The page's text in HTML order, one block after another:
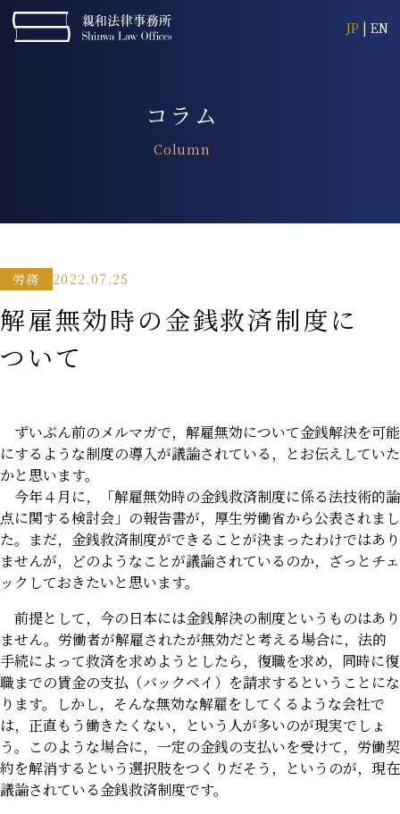
JP | EN
コラム
Column
労務 2022.07.25
解雇無効時の金銭救済制度に
ついて
ずいぶん前のメルマガで，解雇無効について金銭解決を可能
にするような制度の導入が議論されている，とお伝えしていた
かと思います。
今年４月に，「解雇無効時の金銭救済制度に係る法技術的論
点に関する検討会」の報告書が，厚生労働省から公表されまし
た。まだ，金銭救済制度ができることが決まったわけではあり
ませんが，どのようなことが議論されているのか，ざっとチェ
ックしておきたいと思います。
前提として，今の日本には金銭解決の制度というものはあり
ません。労働者が解雇されたが無効だと考える場合に，法的
手続によって救済を求めようとしたら，復職を求め，同時に復
職までの賃金の支払（バックペイ）を請求するということにな
ります。しかし，そんな無効な解雇をしてくるような会社で
は，正直もう働きたくない，という人が多いのが現実でしょ
う。このような場合に，一定の金銭の支払いを受けて，労働契
約を解消するという選択肢をつくりだそう，というのが，現在
議論されている金銭救済制度です。